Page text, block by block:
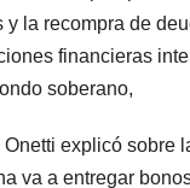
y la recompra de
financieras
soberano,
explicó sobre
va a entregar